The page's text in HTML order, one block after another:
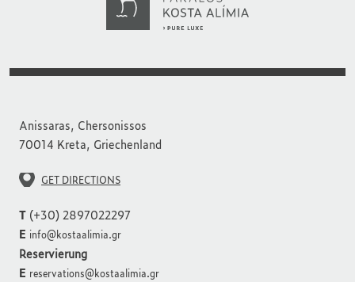
Anissaras, Chersonissos
70014 Kreta, Griechenland
GET DIRECTIONS
T (+30) 2897022297
E info@kostaalimia.gr
Reservierung
E reservations@kostaalimia.gr